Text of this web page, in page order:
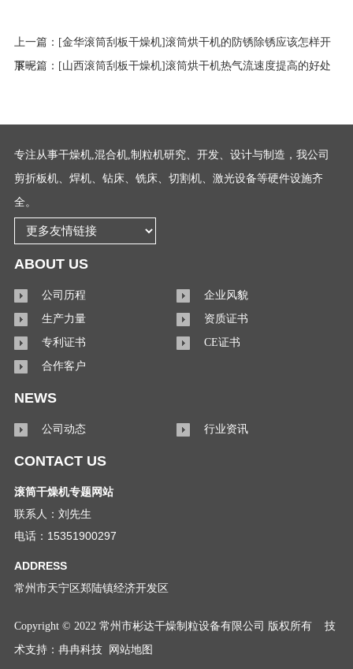
上一篇： [金华滚筒刮板干燥机]滚筒烘干机的防锈除锈应该怎样开
展呢
下一篇： [山西滚筒刮板干燥机]滚筒烘干机热气流速度提高的好处
专注从事干燥机,混合机,制粒机研究、开发、设计与制造，我公司
剪折板机、焊机、钻床、铣床、切割机、激光设备等硬件设施齐
全。
ABOUT US
公司历程
企业风貌
生产力量
资质证书
专利证书
CE证书
合作客户
NEWS
公司动态 行业资讯
CONTACT US
滚筒干燥机专题网站
联系人：刘先生
电话：15351900297
ADDRESS
常州市天宁区郑陆镇经济开发区
Copyright © 2022 常州市彬达干燥制粒设备有限公司 版权所有
技
术支持： 冉冉科技 网站地图